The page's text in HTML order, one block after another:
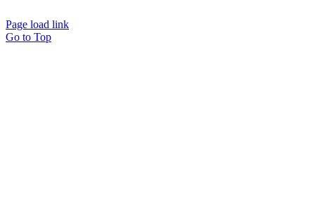
Page load link
Go to Top